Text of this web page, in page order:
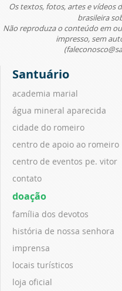
Os textos, fotos, artes e vídeos
brasileira
Não reproduza o conteúdo em
impresso, sem
Santuário
academia marial
água mineral aparecida
cidade do romeiro
centro de apoio ao romeiro
centro de eventos pe. vitor
contato
doação
família dos devotos
história de nossa senhora
imprensa
locais turísticos
loja oficial